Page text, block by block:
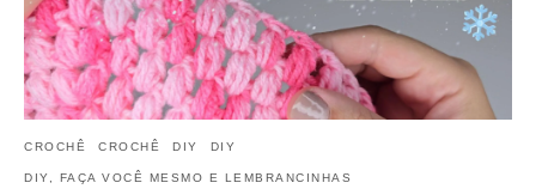
CROCHÊ CROCHÊ DIY DIY
DIY, FAÇA VOCÊ MESMO E LEMBRANCINHAS